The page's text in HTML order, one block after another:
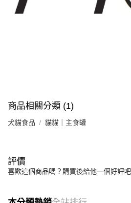
商品相關分類 (1)
犬貓食品 貓貓｜主食罐
評價
喜歡這個商品嗎？購買後給他一個好評吧